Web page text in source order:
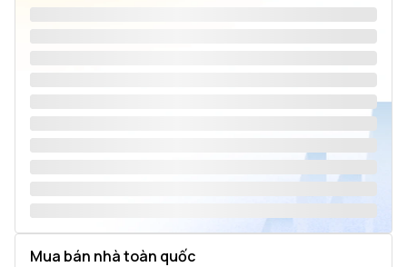
Mua bán nhà toàn quốc